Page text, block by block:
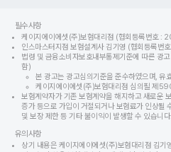
필수사항
케이지에이에셋(주)보험대리점 (협회등록번호
인스마스터지점 보험설계사 김기영 (협회등록
법령 및 금융소비자보호내부통제기준에 따른 광
함)
본 광고는 광고심의기준을 준수하였으며, 유
케이지에이에셋(주)보험대리점 심의필
보험계약자가 기존 보험계약을 해지하고 새로운
증가 등으로 가입이 거절되거나 보험료가 인상될
및 보장 제한 등 기타 불이익이 발생할 수 있습니다.
유의사항
상기 내용은 케이지에이에셋(주)보험대리점 김기